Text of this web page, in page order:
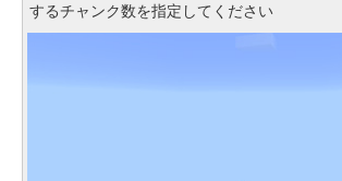
するチャンク数を指定してください